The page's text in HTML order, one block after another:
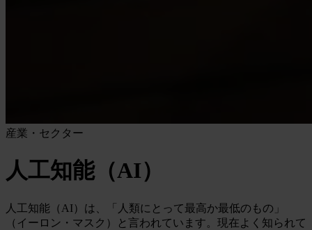
産業・セクター
人工知能（AI）
人工知能（AI）は、「人類にとって最高か最低のもの」
（イーロン・マスク）と言われています。現在よく知られて